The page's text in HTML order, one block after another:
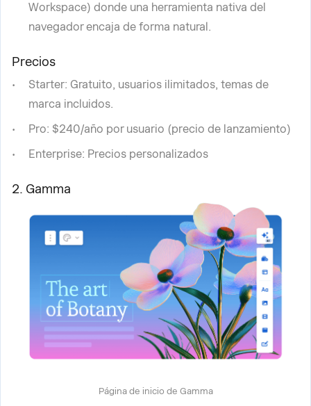
Workspace) donde una herramienta nativa del
navegador encaja de forma natural.
Precios
Starter: Gratuito, usuarios ilimitados, temas de
marca incluidos.
Pro: $240/año por usuario (precio de lanzamiento)
Enterprise: Precios personalizados
2. Gamma
Página de inicio de Gamma